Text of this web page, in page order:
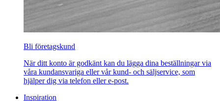
Bli företagskund
När ditt konto är godkänt kan du lägga dina beställningar via
våra kundansvariga eller vår kund- och säljservice, som
hjälper dig via telefon eller e-post.
Inspiration